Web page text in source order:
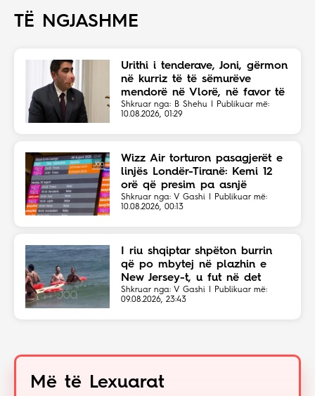
TË NGJASHME
Urithi i tenderave, Joni, gërmon
në kurriz të të sëmurëve
mendorë në Vlorë, në favor të
Eriola Likajt të “Clean Fast”.
Shkruar nga: B Shehu | Publikuar më:
10.08.2026, 01:29
Wizz Air torturon pasagjerët e
linjës Londër-Tiranë: Kemi 12
orë që presim pa asnjë
shpjegim!
Shkruar nga: V Gashi | Publikuar më:
10.08.2026, 00:13
I riu shqiptar shpëton burrin
që po mbytej në plazhin e
New Jersey-t, u fut në det
sapo dëgjoi thirrjet për ndihmë
Shkruar nga: V Gashi | Publikuar më:
09.08.2026, 23:43
Më të Lexuarat